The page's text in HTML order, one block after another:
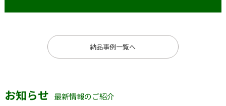
納品事例一覧へ
お知らせ 最新情報のご紹介